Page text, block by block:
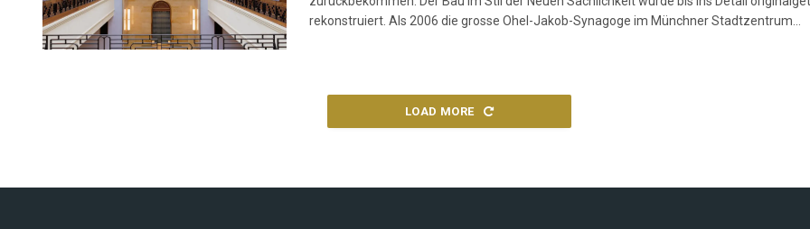
rekonstruiert. Als 2006 die grosse Ohel-Jakob-Synagoge im Münchner Stadtzentrum
LOAD MORE